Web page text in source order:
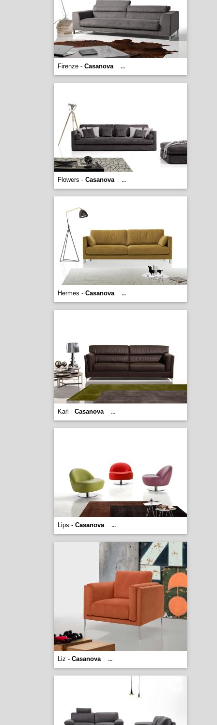
Firenze - Casanova ...
Flowers - Casanova ...
Hermes - Casanova ...
Karl - Casanova ...
Lips - Casanova ...
Liz - Casanova ...